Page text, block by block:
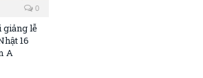
0
giảng lễ
16
A